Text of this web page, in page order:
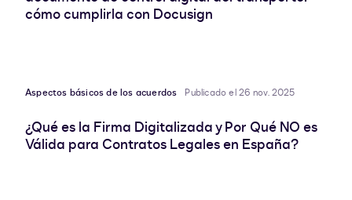
cómo cumplirla con Docusign
Aspectos básicos de los acuerdos Publicado el 26 nov. 2025
¿Qué es la Firma Digitalizada y Por Qué NO es
Válida para Contratos Legales en España?